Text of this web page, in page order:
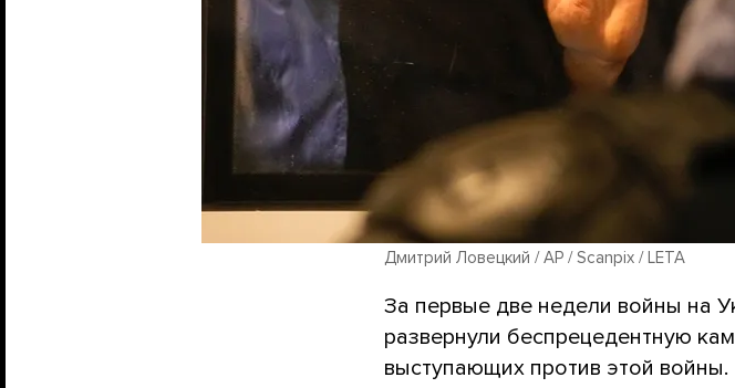
Дмитрий Ловецкий / AP / Scanpix / LETA
За первые две недели войны на
развернули беспрецедентную
выступающих против этой